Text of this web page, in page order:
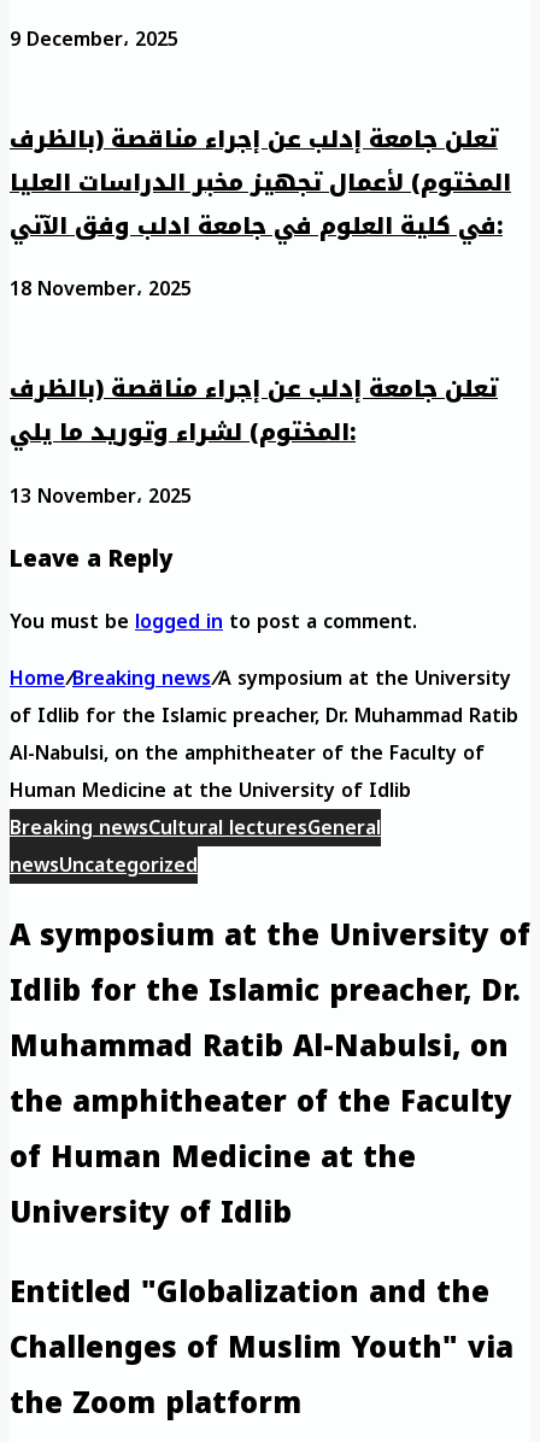
9 December، 2025
تعلن جامعة إدلب عن إجراء مناقصة (بالظرف
المختوم) لأعمال تجهيز مخبر الدراسات العليا
في كلية العلوم في جامعة ادلب وفق الآتي:
18 November، 2025
تعلن جامعة إدلب عن إجراء مناقصة (بالظرف
المختوم) لشراء وتوريد ما يلي:
13 November، 2025
Leave a Reply
You must belogged into post a comment.
Home/Breaking news/A symposium at the University
of Idlib for the Islamic preacher, Dr. Muhammad Ratib
Al-Nabulsi, on the amphitheater of the Faculty of
Human Medicine at the University of Idlib
Breaking newsCultural lecturesGeneral
newsUncategorized
A symposium at the University of
Idlib for the Islamic preacher, Dr.
Muhammad Ratib Al-Nabulsi, on
the amphitheater of the Faculty
of Human Medicine at the
University of Idlib
Entitled "Globalization and the
Challenges of Muslim Youth" via
the Zoom platform